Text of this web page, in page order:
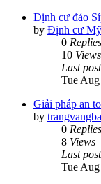
Định cư đảo
by Định cư Mỹ
0 Replies
10 Views
Last post
Tue
Giải pháp an
by
0 Replies
8 Views
Last post
Tue